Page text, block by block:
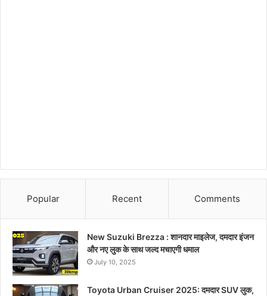
Popular Recent Comments
New Suzuki Brezza : शानदार माइलेज, दमदार इंजन
और नए लुक के साथ जल्द मचाएगी धमाल
July 10, 2025
Toyota Urban Cruiser 2025: दमदार SUV लुक,